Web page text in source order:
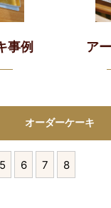
事例 ア
オーダーケーキ
5 6 7 8